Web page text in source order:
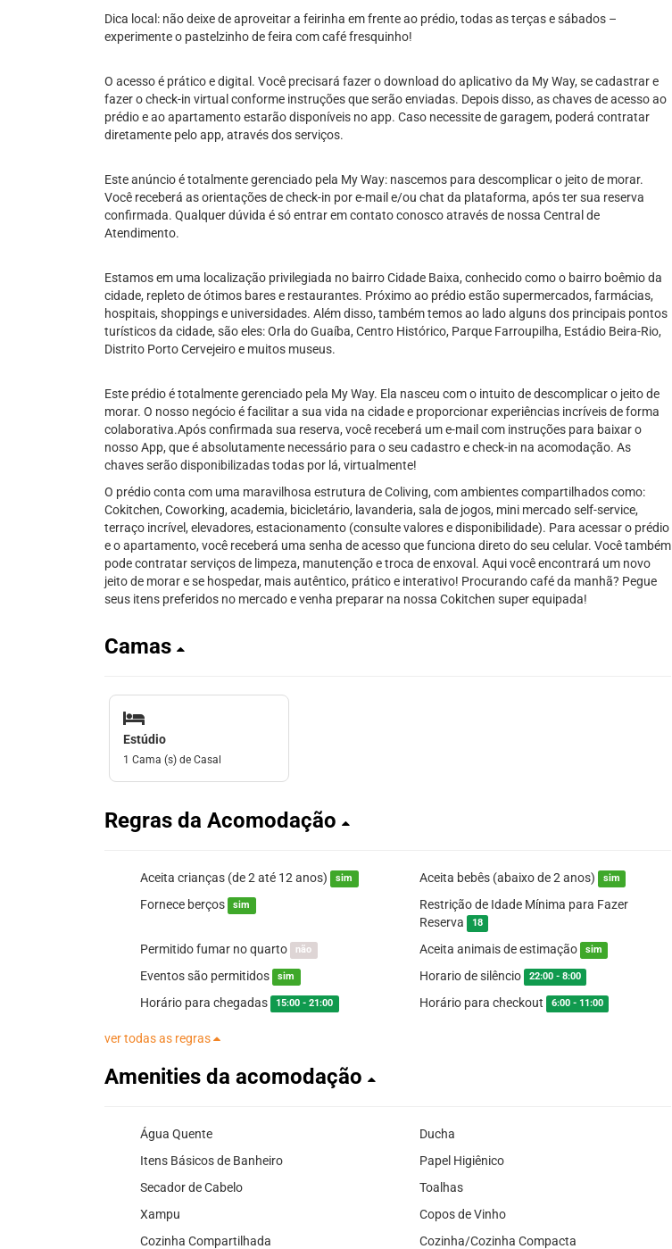
Dica local: não deixe de aproveitar a feirinha em frente ao prédio, todas as terças e sábados –
experimente o pastelzinho de feira com café fresquinho!
O acesso é prático e digital. Você precisará fazer o download do aplicativo da My Way, se cadastrar e
fazer o check-in virtual conforme instruções que serão enviadas. Depois disso, as chaves de acesso ao
prédio e ao apartamento estarão disponíveis no app. Caso necessite de garagem, poderá contratar
diretamente pelo app, através dos serviços.
Este anúncio é totalmente gerenciado pela My Way: nascemos para descomplicar o jeito de morar.
Você receberá as orientações de check-in por e-mail e/ou chat da plataforma, após ter sua reserva
confirmada. Qualquer dúvida é só entrar em contato conosco através de nossa Central de
Atendimento.
Estamos em uma localização privilegiada no bairro Cidade Baixa, conhecido como o bairro boêmio da
cidade, repleto de ótimos bares e restaurantes. Próximo ao prédio estão supermercados, farmácias,
hospitais, shoppings e universidades. Além disso, também temos ao lado alguns dos principais pontos
turísticos da cidade, são eles: Orla do Guaíba, Centro Histórico, Parque Farroupilha, Estádio Beira-Rio,
Distrito Porto Cervejeiro e muitos museus.
Este prédio é totalmente gerenciado pela My Way. Ela nasceu com o intuito de descomplicar o jeito de
morar. O nosso negócio é facilitar a sua vida na cidade e proporcionar experiências incríveis de forma
colaborativa.Após confirmada sua reserva, você receberá um e-mail com instruções para baixar o
nosso App, que é absolutamente necessário para o seu cadastro e check-in na acomodação. As
chaves serão disponibilizadas todas por lá, virtualmente!
O prédio conta com uma maravilhosa estrutura de Coliving, com ambientes compartilhados como:
Cokitchen, Coworking, academia, bicicletário, lavanderia, sala de jogos, mini mercado self-service,
terraço incrível, elevadores, estacionamento (consulte valores e disponibilidade). Para acessar o prédio
e o apartamento, você receberá uma senha de acesso que funciona direto do seu celular. Você também
pode contratar serviços de limpeza, manutenção e troca de enxoval. Aqui você encontrará um novo
jeito de morar e se hospedar, mais autêntico, prático e interativo! Procurando café da manhã? Pegue
seus itens preferidos no mercado e venha preparar na nossa Cokitchen super equipada!
Camas
Estúdio
1 Cama (s) de Casal
Regras da Acomodação
Aceita crianças (de 2 até 12 anos) sim Aceita bebês (abaixo de 2 anos) sim
Fornece berços sim
Restrição de Idade Mínima para Fazer
Reserva
18
Permitido fumar no quarto não Aceita animais de estimação sim
Eventos são permitidos sim Horario de silêncio 22:00 - 8:00
Horário para chegadas 15:00 - 21:00 Horário para checkout 6:00 - 11:00
ver todas as regras
Amenities da acomodação
Água Quente
Ducha
Itens Básicos de Banheiro
Papel Higiênico
Secador de Cabelo
Toalhas
Xampu
Copos de Vinho
Cozinha Compartilhada
Cozinha/Cozinha Compacta